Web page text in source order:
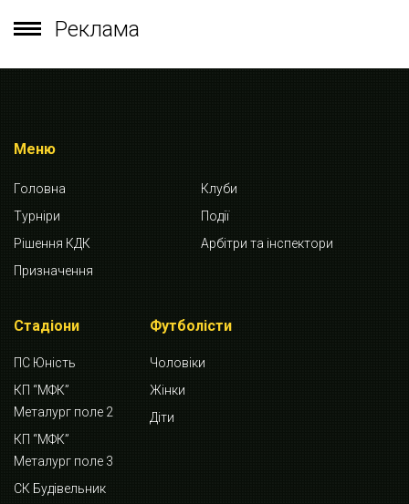
Реклама
Меню
Головна
Клуби
Турніри
Події
Рішення КДК
Арбітри та інспектори
Призначення
Стадіони
ПС Юність
КП “МФК”
Металург поле 2
КП “МФК”
Металург поле 3
СК Будівельник
Футболісти
Чоловіки
Жінки
Діти